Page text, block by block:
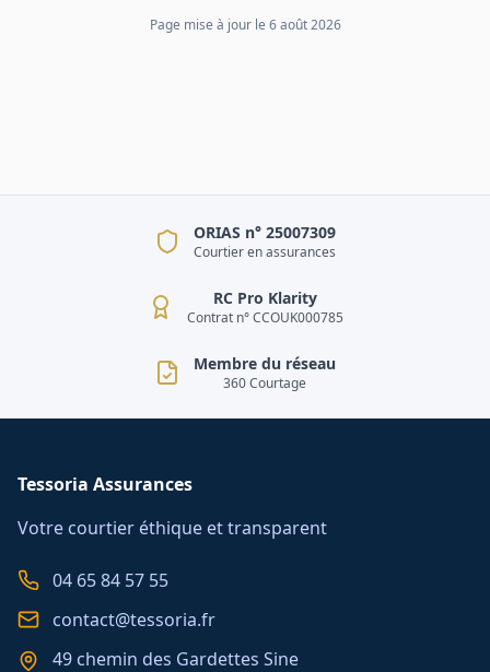
Page mise à jour le 6 août 2026
ORIAS n° 25007309
Courtier en assurances
RC Pro Klarity
Contrat n° CCOUK000785
Membre du réseau
360 Courtage
Tessoria Assurances
Votre courtier éthique et transparent
04 65 84 57 55
contact@tessoria.fr
49 chemin des Gardettes Sine